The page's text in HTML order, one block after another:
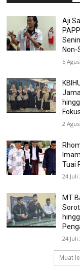
Aji
Non-
5
2
Tuai
24 Juli
MT
24 Juli
Muat